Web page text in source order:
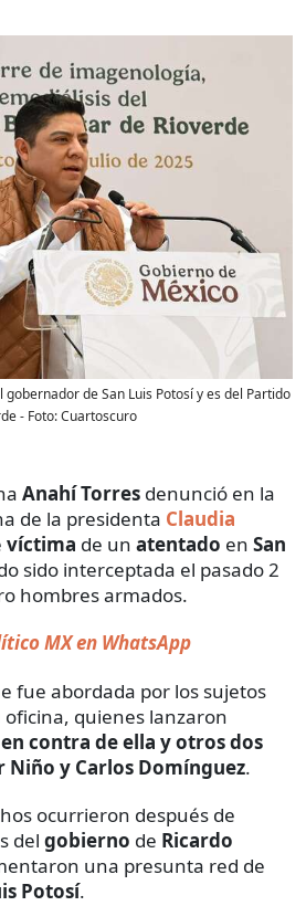
de San Luis Potosí y es del Partido
- Foto:Cuartoscuro
Anahí Torres denunció en la
de la presidenta Claudia
víctima de un atentado en San
sido interceptada el pasado 2
hombres armados.
MX en WhatsApp
fue abordada por los sujetos
quienes lanzaron
en contra de ella y otros dos
Niño y Carlos Domínguez.
ocurrieron después de
del gobierno de Ricardo
una presunta red de
Potosí.